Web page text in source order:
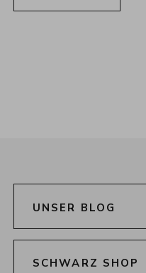
UNSER BLOG
SCHWARZ SHOP